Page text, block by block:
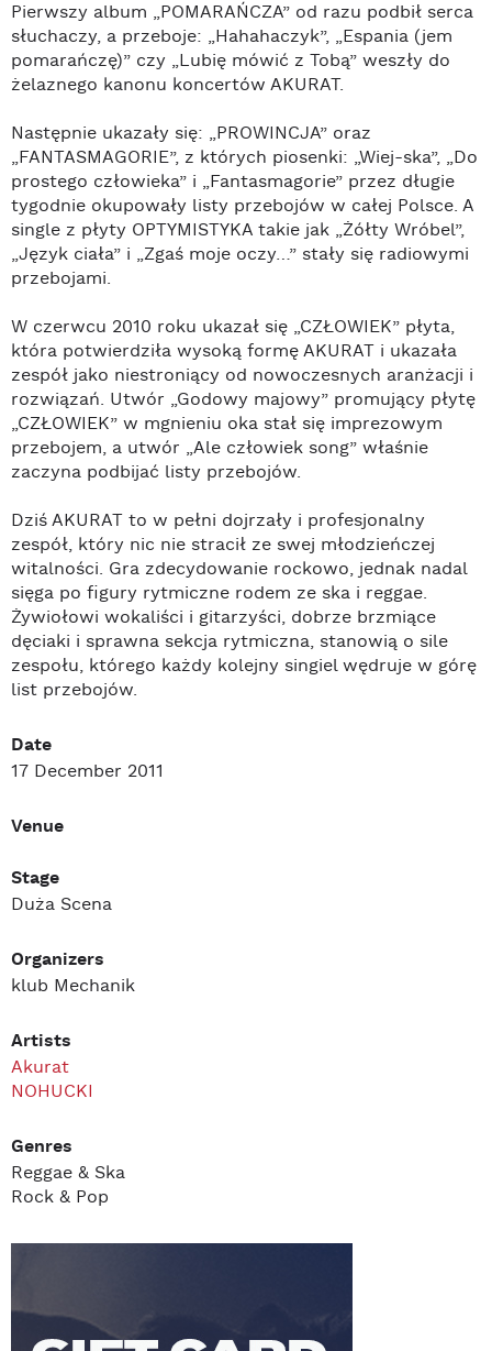
Pierwszy album „POMARAŃCZA” od razu podbił serca
słuchaczy, a przeboje: „Hahahaczyk”, „Espania (jem
pomarańczę)” czy „Lubię mówić z Tobą” weszły do
żelaznego kanonu koncertów AKURAT.
Następnie ukazały się: „PROWINCJA” oraz
„FANTASMAGORIE”, z których piosenki: „Wiej-ska”, „Do
prostego człowieka” i „Fantasmagorie” przez długie
tygodnie okupowały listy przebojów w całej Polsce. A
single z płyty OPTYMISTYKA takie jak „Żółty Wróbel”,
„Język ciała” i „Zgaś moje oczy…” stały się radiowymi
przebojami.
W czerwcu 2010 roku ukazał się „CZŁOWIEK” płyta,
która potwierdziła wysoką formę AKURAT i ukazała
zespół jako niestroniący od nowoczesnych aranżacji i
rozwiązań. Utwór „Godowy majowy” promujący płytę
„CZŁOWIEK” w mgnieniu oka stał się imprezowym
przebojem, a utwór „Ale człowiek song” właśnie
zaczyna podbijać listy przebojów.
Dziś AKURAT to w pełni dojrzały i profesjonalny
zespół, który nic nie stracił ze swej młodzieńczej
witalności. Gra zdecydowanie rockowo, jednak nadal
sięga po figury rytmiczne rodem ze ska i reggae.
Żywiołowi wokaliści i gitarzyści, dobrze brzmiące
dęciaki i sprawna sekcja rytmiczna, stanowią o sile
zespołu, którego każdy kolejny singiel wędruje w górę
list przebojów.
Date
17 December 2011
Venue
Stage
Duża Scena
Organizers
klub Mechanik
Artists
Akurat
NOHUCKI
Genres
Reggae & Ska
Rock & Pop